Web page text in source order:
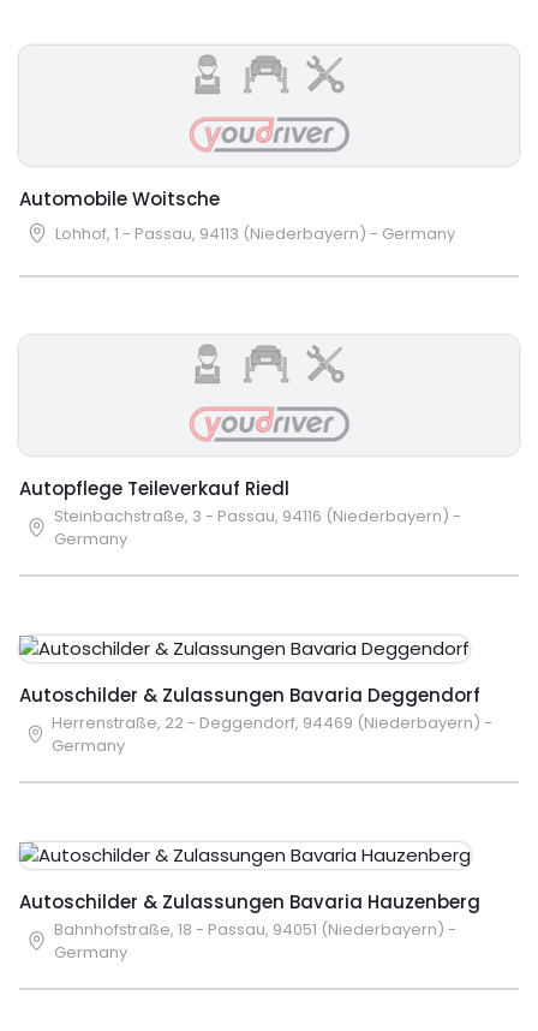
Automobile Woitsche
Lohhof, 1 - Passau, 94113 (Niederbayern) - Germany
Autopflege Teileverkauf Riedl
Steinbachstraße, 3 - Passau, 94116 (Niederbayern) -
Germany
Autoschilder & Zulassungen Bavaria Deggendorf
Herrenstraße, 22 - Deggendorf, 94469 (Niederbayern) -
Germany
Autoschilder & Zulassungen Bavaria Hauzenberg
Bahnhofstraße, 18 - Passau, 94051 (Niederbayern) -
Germany